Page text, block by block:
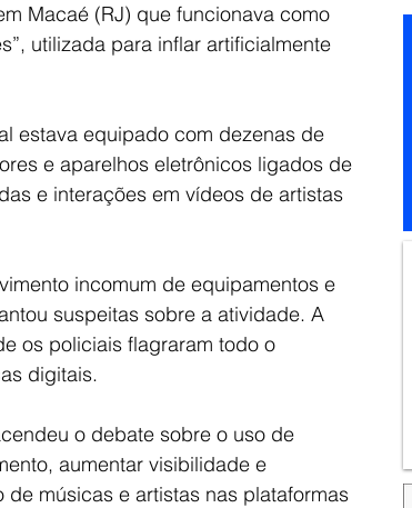
Macaé (RJ) que funcionava como
utilizada para inflar artificialmente
estava equipado com dezenas de
e aparelhos eletrônicos ligados de
e interações em vídeos de artistas
incomum de equipamentos e
suspeitas sobre a atividade. A
os policiais flagraram todo o
digitais.
o debate sobre o uso de
aumentar visibilidade e
músicas e artistas nas plataformas